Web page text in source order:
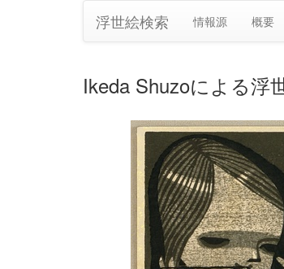
浮世絵検索 情報源 概要
Ikeda Shuzoによる浮